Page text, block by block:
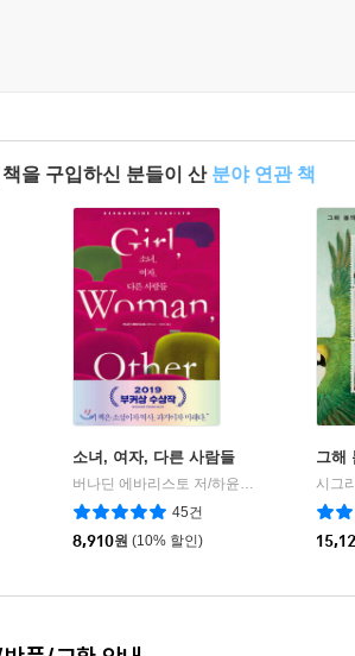
지만 폭발적 힘을 지닌 목소리
의 당사자성을 체현하는 서술
맨』에서 두드러지는 또 한가지 형식적
기도 하며, 주어는 의도적으로 반복되고,
인물, 사건에 대해 한참을 이야기하다가
전체를 이루는 퍼즐 조각의 일부이다.
히 들여다보는 듯한 착각을 느끼게 된다. 이
지 우리는 피해자에게 침묵과 절제를 강
아 곧 터질 듯한, 하나도 빠짐없이 이야
보자. 이 책으로 유영번역상을 수상한
손상하지 않은 채 주인공의 목소리를 생
설가 최은영)이다.
책을 구입하신 분들이 산 분야 연관 책
소녀, 여자, 다른 사람들
버나딘 에바리스토 저/하윤숙 역
45건
8,910원 (10% 할인)
그해